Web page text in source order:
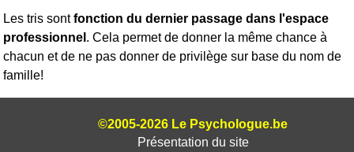
Les tris sontfonction du dernier passage dans l'espace
professionnel . Cela permet de donner la même chance à
chacun et de ne pas donner de privilège sur base du nom de
famille!
©2005-2026 Le Psychologue.be
Présentation du site